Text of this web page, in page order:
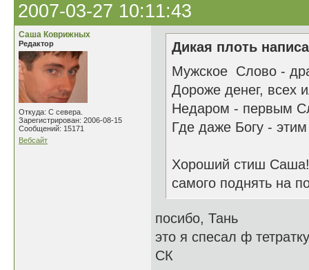
2007-03-27 10:11:43
Саша Коврижных
Редактор
Откуда: С севера.
Зарегистрирован: 2006-08-15
Сообщений: 15171
Вебсайт
Дикая плоть
Мужское Слово -
Дороже денег, всех
Недаром - первым
Где даже Богу -
Хороший стиш
самого поднять на
посибо, Тань
это я спесал ф тетратку
СК